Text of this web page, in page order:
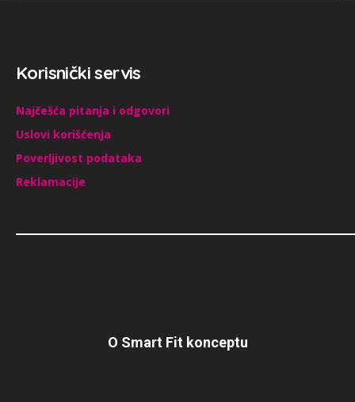
Korisnički servis
Najčešća pitanja i odgovori
Uslovi korišćenja
Poverljivost podataka
Reklamacije
O Smart Fit konceptu